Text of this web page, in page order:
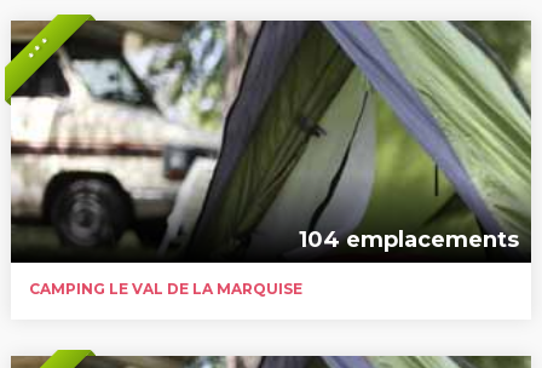
* * *
104 emplacements
CAMPING LE VAL DE LA MARQUISE